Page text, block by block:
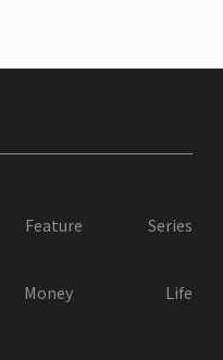
Feature Series
Money Life